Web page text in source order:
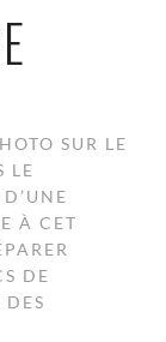
SUR LE
LE
À CET
DE